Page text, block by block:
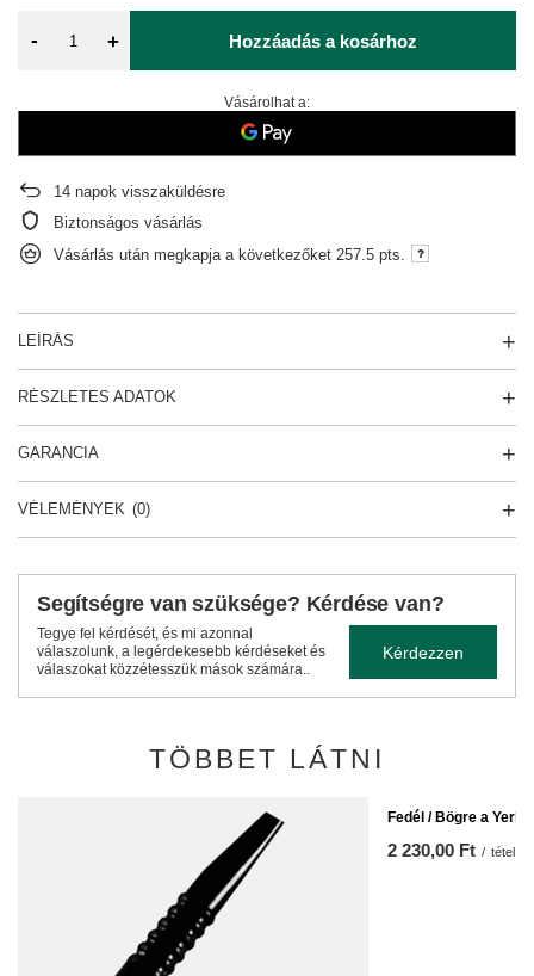
- + Hozzáadás a kosárhoz
Vásárolhat a:
14 napok visszaküldésre
Biztonságos vásárlás
Vásárlás után megkapja a következőket 257.5 pts.
LEÍRÁS
RÉSZLETES ADATOK
GARANCIA
VÉLEMÉNYEK (0)
Segítségre van szüksége? Kérdése van?
Tegye fel kérdését, és mi azonnal
válaszolunk, a legérdekesebb kérdéseket és
válaszokat közzétesszük mások számára..
Kérdezzen
TÖBBET LÁTNI
Fedél / Bögre a
2 230,00 Ft / tétel